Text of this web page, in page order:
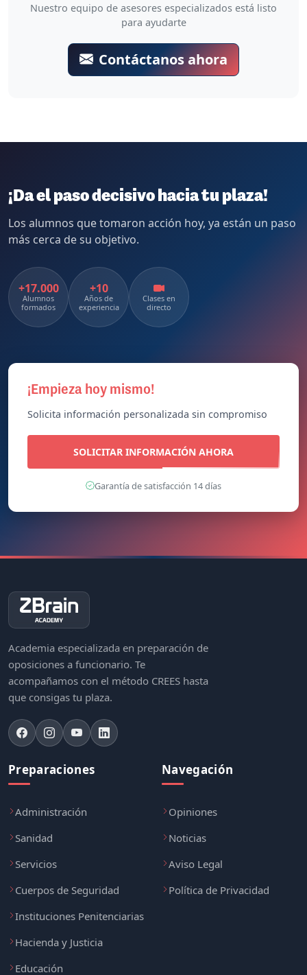
Nuestro equipo de asesores especializados está listo
para ayudarte
Contáctanos ahora
¡Da el paso decisivo hacia tu plaza!
Los alumnos que tomaron acción hoy, ya están un paso
más cerca de su objetivo.
+17.000
Alumnos
formados
+10
Años de
experiencia
Clases en
directo
¡Empieza hoy mismo!
Solicita información personalizada sin compromiso
SOLICITAR INFORMACIÓN AHORA
Garantía de satisfacción 14 días
Academia especializada en preparación de
oposiciones a funcionario. Te
acompañamos con el método CREES hasta
que consigas tu plaza.
Preparaciones
Administración
Sanidad
Servicios
Cuerpos de Seguridad
Instituciones Penitenciarias
Hacienda y Justicia
Educación
Navegación
Opiniones
Noticias
Aviso Legal
Política de Privacidad